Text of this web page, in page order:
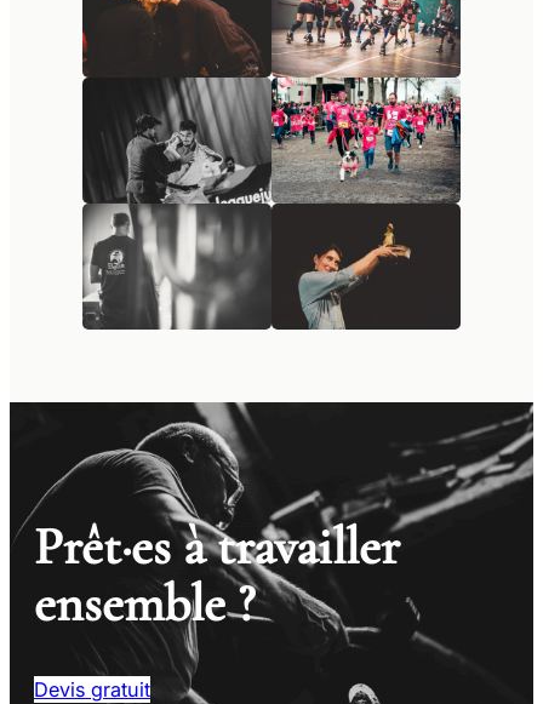
Prêt·es à travailler
ensemble ?
Devis gratuit